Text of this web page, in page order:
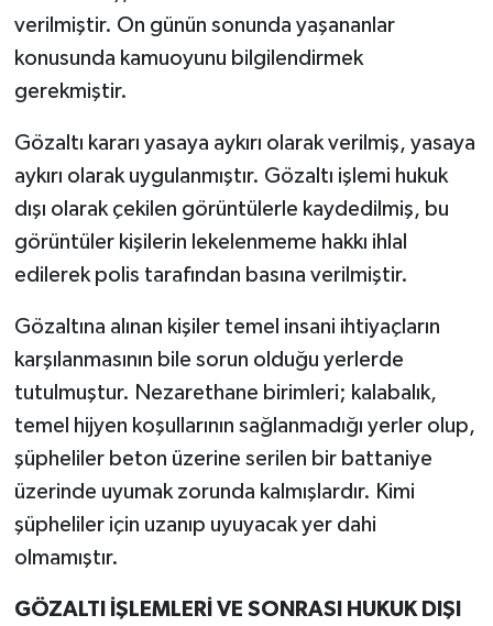
verilmiştir. On günün sonunda yaşananlar
konusunda kamuoyunu bilgilendirmek
gerekmiştir.
Gözaltı kararı yasaya aykırı olarak verilmiş, yasaya
aykırı olarak uygulanmıştır. Gözaltı işlemi hukuk
dışı olarak çekilen görüntülerle kaydedilmiş, bu
görüntüler kişilerin lekelenmeme hakkı ihlal
edilerek polis tarafından basına verilmiştir.
Gözaltına alınan kişiler temel insani ihtiyaçların
karşılanmasının bile sorun olduğu yerlerde
tutulmuştur. Nezarethane birimleri; kalabalık,
temel hijyen koşullarının sağlanmadığı yerler olup,
şüpheliler beton üzerine serilen bir battaniye
üzerinde uyumak zorunda kalmışlardır. Kimi
şüpheliler için uzanıp uyuyacak yer dahi
olmamıştır.
GÖZALTI İŞLEMLERİ VE SONRASI HUKUK DIŞI